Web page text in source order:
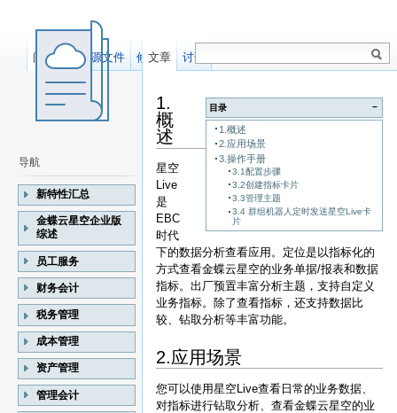
−
目录
1.概述
2.应用场景
3.操作手册
3.1配置步骤
3.2创建指标卡片
3.3管理主题
3.4 群组机器人定时发送星空Live卡
片
1.
概
述
星空
Live
是
EBC
时代
下的数据分析查看应用。定位是以指标化的
方式查看金蝶云星空的业务单据/报表和数据
指标。出厂预置丰富分析主题，支持自定义
业务指标。除了查看指标，还支持数据比
较、钻取分析等丰富功能。
2.应用场景
您可以使用星空Live查看日常的业务数据、
对指标进行钻取分析、查看金蝶云星空的业
文章 讨论
阅读 显示源文件 修订记录
导航
新特性汇总
金蝶云星空企业版
综述
员工服务
财务会计
税务管理
成本管理
资产管理
管理会计